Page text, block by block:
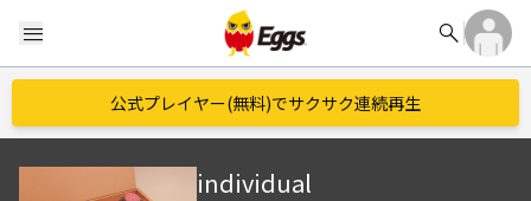
menu search
公式プレイヤー(無料)でサクサク連続再生
individual